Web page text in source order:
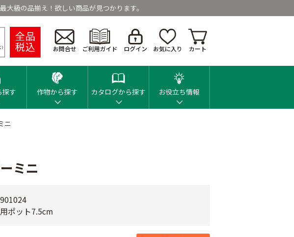
級の品揃え！欲しい商品が見つかります。
全品
税込 お問合せ ご利用ガイド ログイン お気に入り カート
探す 作物から探す カタログから探す お役立ち情報
ニ
ミニ
ポット7.5cm